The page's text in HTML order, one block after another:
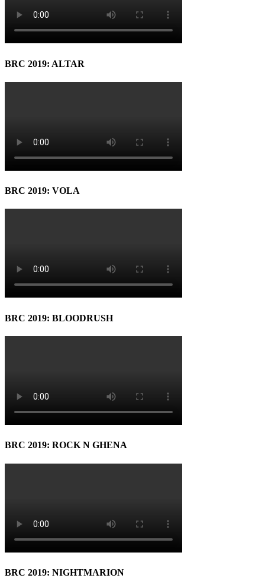
BRC 2019: ALTAR
BRC 2019: VOLA
BRC 2019: BLOODRUSH
BRC 2019: ROCK N GHENA
BRC 2019: NIGHTMARION